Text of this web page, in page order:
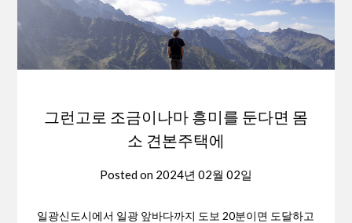
그런고로 조금이나마 흥미를 둔다면 몸
소 견본주택에
Posted on 2024년 02월 02일
일광신도시에서 일광 앞바다까지 도보 20분이면 도달하고